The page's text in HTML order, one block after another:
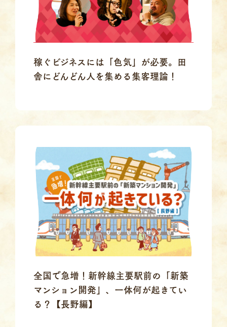
稼ぐビジネスには「色気」が必要。田
舎にどんどん人を集める集客理論！
全国で急増！新幹線主要駅前の「新築
マンション開発」、一体何が起きてい
る？【長野編】